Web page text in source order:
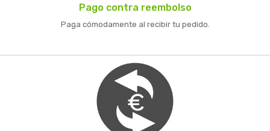
Pago contra reembolso
Paga cómodamente al recibir tu pedido.